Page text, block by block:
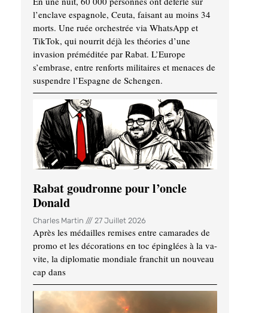
l’enclave espagnole, Ceuta, faisant au moins 34
morts. Une ruée orchestrée via WhatsApp et
TikTok, qui nourrit déjà les théories d’une
invasion préméditée par Rabat. L’Europe
s’embrase, entre renforts militaires et menaces de
suspendre l’Espagne de Schengen.
Rabat goudronne pour l’oncle
Donald
Charles Martin 27 Juillet 2026
Après les médailles remises entre camarades de
promo et les décorations en toc épinglées à la va-
vite, la diplomatie mondiale franchit un nouveau
cap dans